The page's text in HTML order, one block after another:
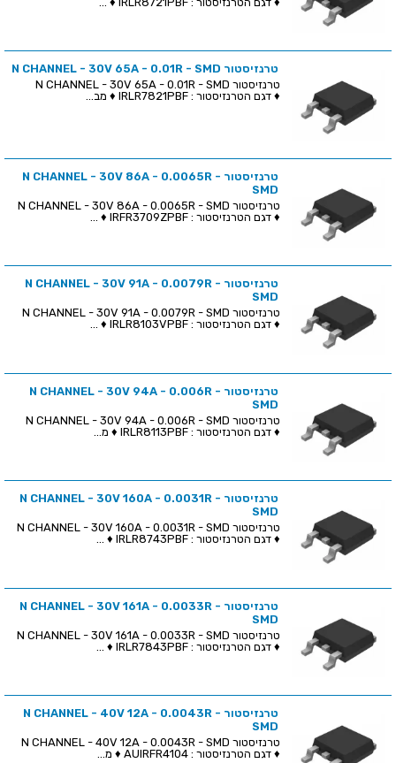
טרנזיסטור N CHANNEL - 30V 65A - 0.01R - SMD
♦ דגם הטרנזיסטור : IRLR7821PBF ♦ מב...
טרנזיסטור N CHANNEL - 30V 86A - 0.0065R -
SMD
♦ דגם הטרנזיסטור : IRFR3709ZPBF ♦ ...
טרנזיסטור N CHANNEL - 30V 91A - 0.0079R -
SMD
♦ דגם הטרנזיסטור : IRLR8103VPBF ♦ ...
טרנזיסטור N CHANNEL - 30V 94A - 0.006R -
SMD
♦ דגם הטרנזיסטור : IRLR8113PBF ♦ מ...
טרנזיסטור N CHANNEL - 30V 160A - 0.0031R -
SMD
♦ דגם הטרנזיסטור : IRLR8743PBF ♦ ...
טרנזיסטור N CHANNEL - 30V 161A - 0.0033R -
SMD
♦ דגם הטרנזיסטור : IRLR7843PBF ♦ ...
טרנזיסטור N CHANNEL - 40V 12A - 0.0043R -
SMD
♦ דגם הטרנזיסטור : AUIRFR4104 ♦ מ...